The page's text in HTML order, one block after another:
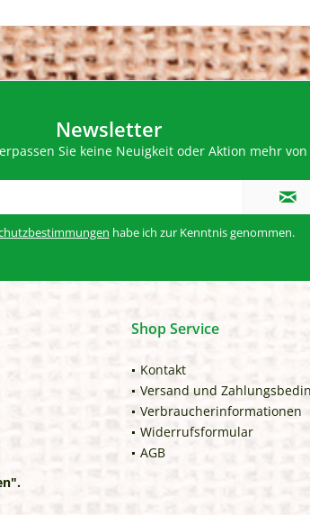
Newsletter
Sie keine Neuigkeit oder Aktion mehr
habe ich zur Kenntnis genommen.
Shop Service
Kontakt
Versand und
Verbraucherinformationen
Widerrufsformular
AGB